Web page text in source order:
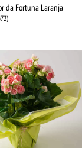
da Fortuna Laranja